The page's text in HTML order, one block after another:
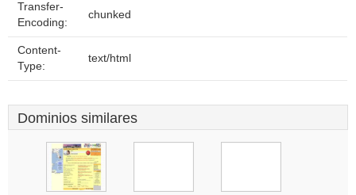
Transfer-
Encoding:
chunked
Content-
Type:
text/html
Dominios similares